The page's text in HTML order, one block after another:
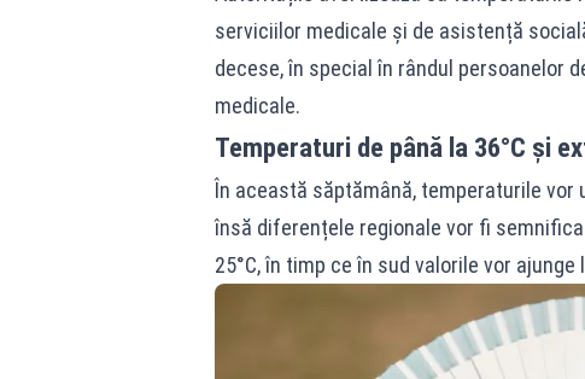
serviciilor medicale și de asistență
decese, în special în rândul persoanelor
medicale.
Temperaturi de până la 36°C și
În această săptămână, temperaturile vor
însă diferențele regionale vor fi
25°C, în timp ce în sud valorile vor ajunge